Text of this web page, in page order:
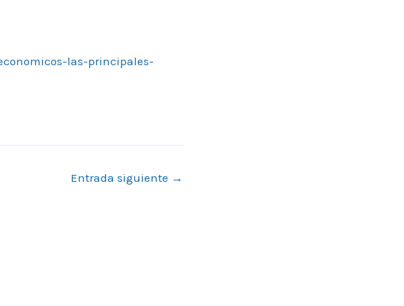
las-principales-
Entrada siguiente →